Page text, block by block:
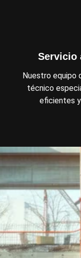
Servicio
Nuestro equipo
técnico
eficientes